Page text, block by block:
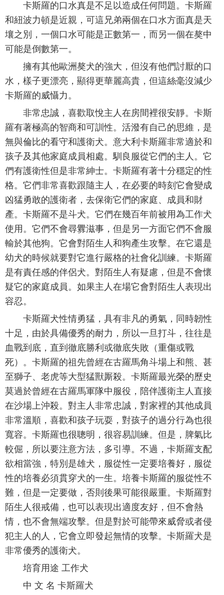
卡斯羅的口水真是不足以造成任何問題。卡斯羅
和紐波力頓是近親，可這兄弟兩個在口水方面真是天
壤之別，一個口水可能是正數第一，而另一個在獒中
可能是倒數第一。
擁有其他歐洲獒犬的強大，但沒有他們討厭的口
水，樣子更漂亮，顯得更華麗高貴，但這絲毫沒減少
卡斯羅的威懾力。
非常忠誠，喜歡取悅主人在房間裡很安靜。卡斯
羅有著極高的智商和可訓性。活潑有自己的思維，是
無與倫比的看守和護衛犬。意大利卡斯羅非常適於和
孩子及其他家庭成員相處。馴良服從它們的主人。它
們有護衛性但是非常紳士。卡斯羅有著十分穩定的性
格。它們非常喜歡跟隨主人，在必要的時刻它會變成
凶猛勇敢的護衛者，去保衛它們的家庭、成員和財
產。卡斯羅不是斗犬。它們在幾百年前被用為工作犬
使用。它們不會尋釁滋事，但是另一方面它們不會服
輸於其他狗。它會對陌生人和狗產生攻擊。在它還是
幼犬的時候就要對它進行嚴格的社會化訓練。卡斯羅
是有責任感的伴侶犬。對陌生人有疑慮，但是不會懷
疑它的家庭成員。如果主人在場它會對陌生人表現出
容忍。
卡斯羅犬性情勇猛，具有非凡的勇氣，同時韌性
十足，由於具備優秀的耐力，所以一旦打斗，往往是
血戰到底，直到徹底勝利或徹底失敗（重傷或戰
死）。卡斯羅的祖先曾經在古羅馬角斗場上和熊、甚
至獅子、老虎等大型猛獸厮殺。卡斯羅最光榮的歷史
莫過於曾經在古羅馬軍隊中服役，陪伴護衛主人直接
在沙場上沖殺。對主人非常忠誠，對家裡的其他成員
非常溫順，喜歡和孩子玩耍，對孩子的過分行為也很
寬容。卡斯羅也很聰明，很容易訓練。但是，脾氣比
較倔，所以要注意方法，多引導。不過，卡斯羅支配
欲相當強，特別是雄犬，服從性一定要培養好，服從
性的培養必須貫穿犬的一生。培養卡斯羅的服從性不
難，但是一定要做，否則後果可能很嚴重。卡斯羅對
陌生人很戒備，也可以表現出適度友好，但不會熱
情，也不會無端攻擊。但是對於可能帶來威脅或者侵
犯主人的人，它會立即發起無情的攻擊。卡斯羅犬是
非常優秀的護衛犬。
培育用途 工作犬
中 文 名 卡斯羅犬